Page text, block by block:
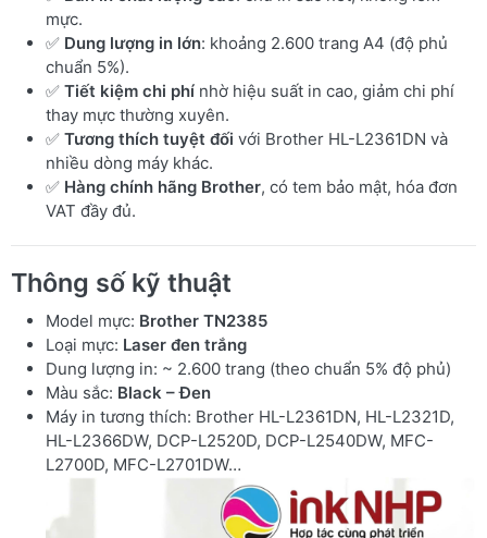
mực.
✅ Dung lượng in lớn: khoảng 2.600 trang A4 (độ phủ
chuẩn 5%).
✅ Tiết kiệm chi phí nhờ hiệu suất in cao, giảm chi phí
thay mực thường xuyên.
✅ Tương thích tuyệt đối với Brother HL-L2361DN và
nhiều dòng máy khác.
✅ Hàng chính hãng Brother, có tem bảo mật, hóa đơn
VAT đầy đủ.
Thông số kỹ thuật
Model mực: Brother TN2385
Loại mực: Laser đen trắng
Dung lượng in: ~ 2.600 trang (theo chuẩn 5% độ phủ)
Màu sắc: Black – Đen
Máy in tương thích: Brother HL-L2361DN, HL-L2321D,
HL-L2366DW, DCP-L2520D, DCP-L2540DW, MFC-
L2700D, MFC-L2701DW…